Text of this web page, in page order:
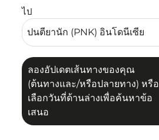
ไป
ลองอัปเดตเส้นทางของคุณ
(ต้นทางและ/หรือปลายทาง) หรือ
เลือกวันที่ด้านล่างเพื่อค้นหาข้อ
เสนอ